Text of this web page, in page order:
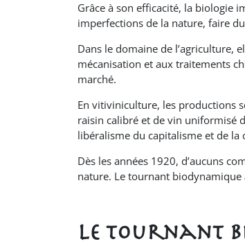
Grâce à son efficacité, la biologie
imperfections de la nature, faire
Dans le domaine de l’agriculture,
mécanisation et aux traitements
marché.
En vitiviniculture, les productions
raisin calibré et de vin uniformisé
libéralisme du capitalisme et de la
Dès les années 1920, d’aucuns
nature. Le tournant
Le tournant